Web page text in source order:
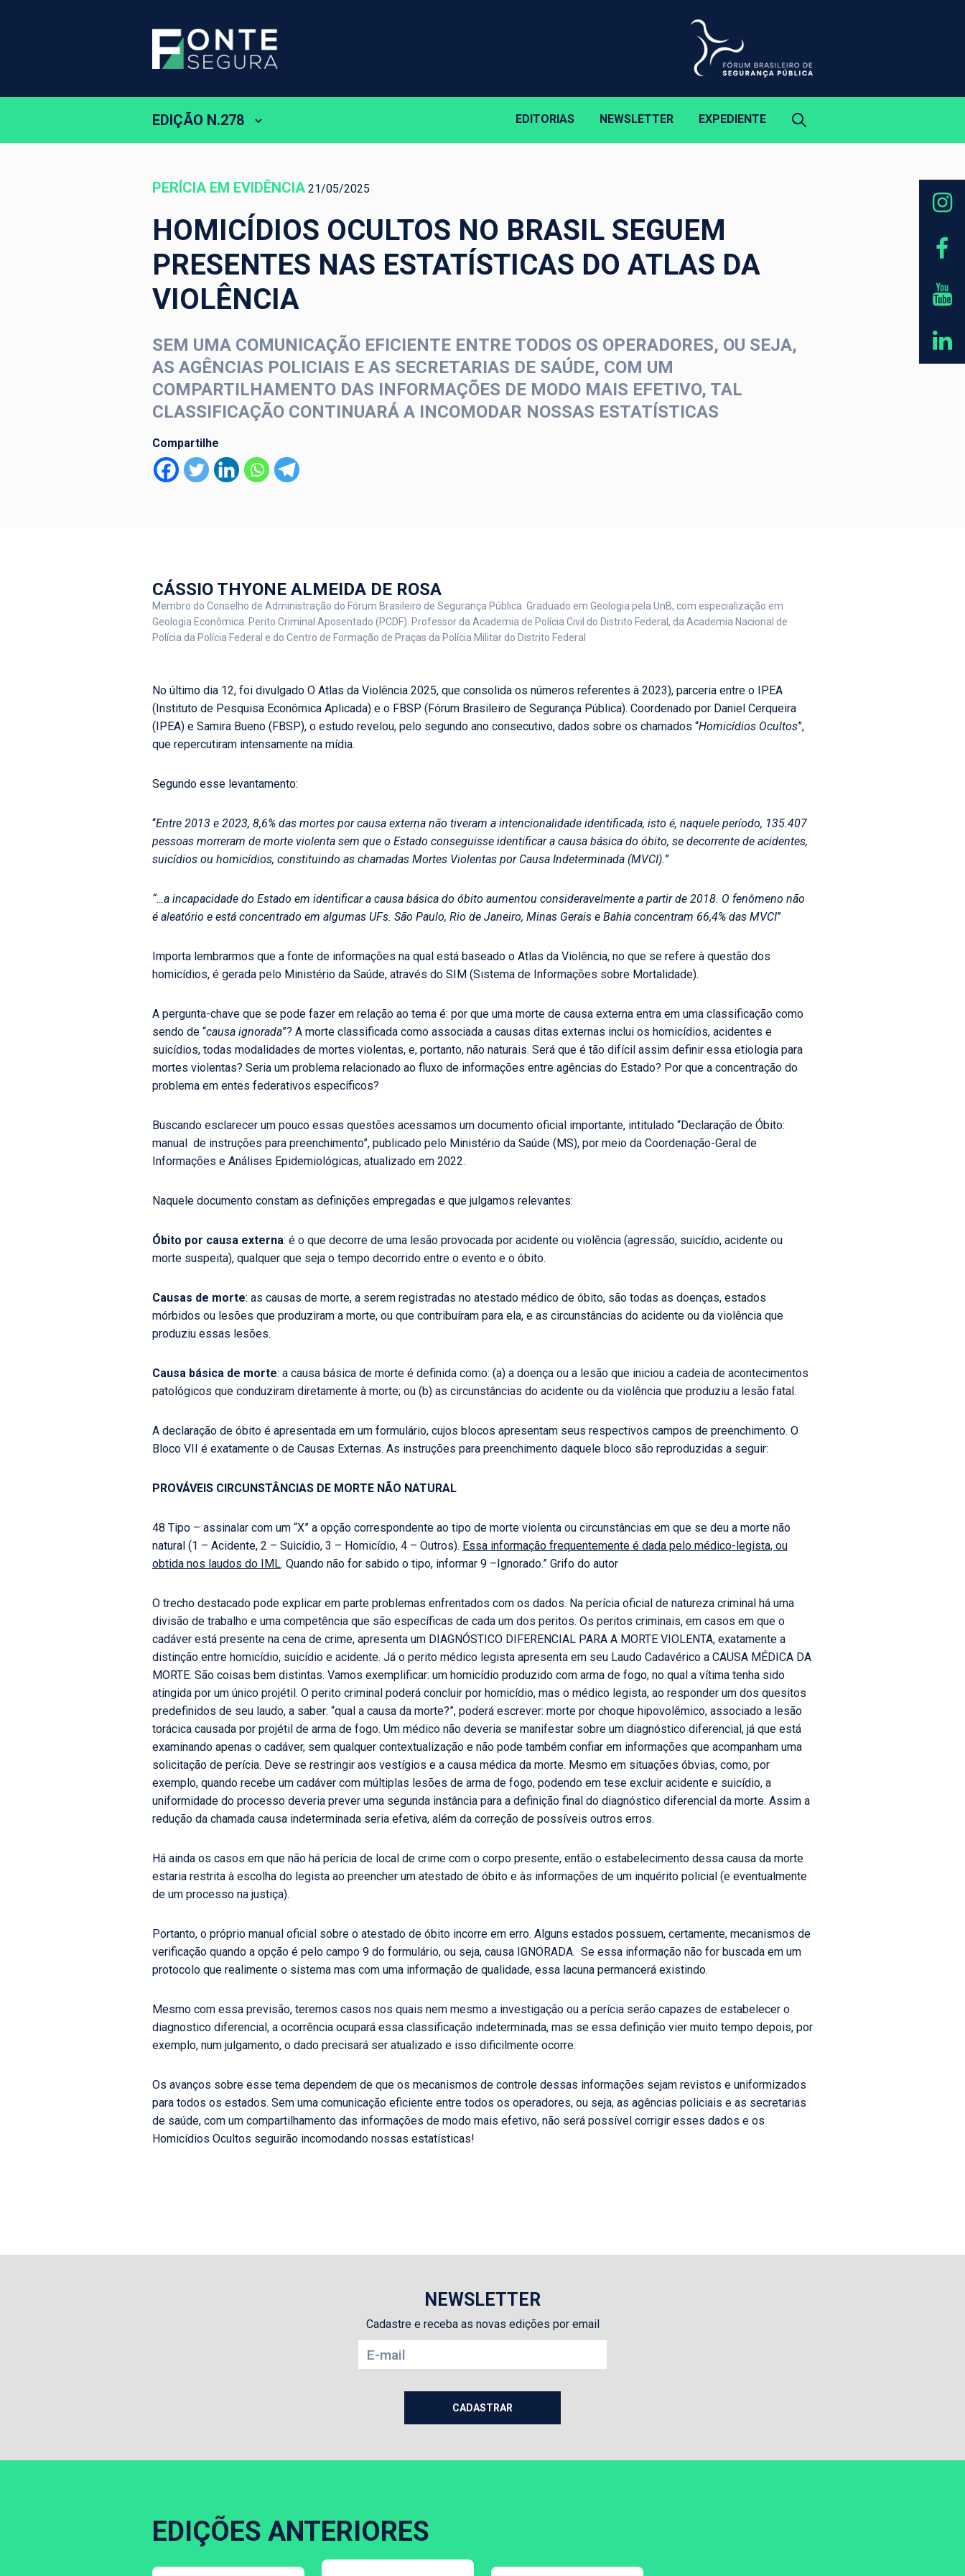
EDIÇÃO N.278 EDITORIAS NEWSLETTER EXPEDIENTE
PERÍCIA EM EVIDÊNCIA 21/05/2025
HOMICÍDIOS OCULTOS NO BRASIL SEGUEM
PRESENTES NAS ESTATÍSTICAS DO ATLAS DA
VIOLÊNCIA
SEM UMA COMUNICAÇÃO EFICIENTE ENTRE TODOS OS OPERADORES, OU SEJA,
AS AGÊNCIAS POLICIAIS E AS SECRETARIAS DE SAÚDE, COM UM
COMPARTILHAMENTO DAS INFORMAÇÕES DE MODO MAIS EFETIVO, TAL
CLASSIFICAÇÃO CONTINUARÁ A INCOMODAR NOSSAS ESTATÍSTICAS
Compartilhe
CÁSSIO THYONE ALMEIDA DE ROSA
Membro do Conselho de Administração do Fórum Brasileiro de Segurança Pública. Graduado em Geologia pela UnB, com especialização em
Geologia Econômica. Perito Criminal Aposentado (PCDF). Professor da Academia de Polícia Civil do Distrito Federal, da Academia Nacional de
Polícia da Polícia Federal e do Centro de Formação de Praças da Polícia Militar do Distrito Federal
No último dia 12, foi divulgado O Atlas da Violência 2025, que consolida os números referentes à 2023), parceria entre o IPEA
(Instituto de Pesquisa Econômica Aplicada) e o FBSP (Fórum Brasileiro de Segurança Pública). Coordenado por Daniel Cerqueira
(IPEA) e Samira Bueno (FBSP), o estudo revelou, pelo segundo ano consecutivo, dados sobre os chamados “Homicídios Ocultos”,
que repercutiram intensamente na mídia.
Segundo esse levantamento:
“Entre 2013 e 2023, 8,6% das mortes por causa externa não tiveram a intencionalidade identificada, isto é, naquele período, 135.407
pessoas morreram de morte violenta sem que o Estado conseguisse identificar a causa básica do óbito, se decorrente de acidentes,
suicídios ou homicídios, constituindo as chamadas Mortes Violentas por Causa Indeterminada (MVCI).”
“…a incapacidade do Estado em identificar a causa básica do óbito aumentou consideravelmente a partir de 2018. O fenômeno não
é aleatório e está concentrado em algumas UFs. São Paulo, Rio de Janeiro, Minas Gerais e Bahia concentram 66,4% das MVCI”
Importa lembrarmos que a fonte de informações na qual está baseado o Atlas da Violência, no que se refere à questão dos
homicídios, é gerada pelo Ministério da Saúde, através do SIM (Sistema de Informações sobre Mortalidade).
A pergunta-chave que se pode fazer em relação ao tema é: por que uma morte de causa externa entra em uma classificação como
sendo de “causa ignorada”? A morte classificada como associada a causas ditas externas inclui os homicídios, acidentes e
suicídios, todas modalidades de mortes violentas, e, portanto, não naturais. Será que é tão difícil assim definir essa etiologia para
mortes violentas? Seria um problema relacionado ao fluxo de informações entre agências do Estado? Por que a concentração do
problema em entes federativos específicos?
Buscando esclarecer um pouco essas questões acessamos um documento oficial importante, intitulado “Declaração de Óbito:
manual de instruções para preenchimento”, publicado pelo Ministério da Saúde (MS), por meio da Coordenação-Geral de
Informações e Análises Epidemiológicas, atualizado em 2022.
Naquele documento constam as definições empregadas e que julgamos relevantes:
Óbito por causa externa: é o que decorre de uma lesão provocada por acidente ou violência (agressão, suicídio, acidente ou
morte suspeita), qualquer que seja o tempo decorrido entre o evento e o óbito.
Causas de morte: as causas de morte, a serem registradas no atestado médico de óbito, são todas as doenças, estados
mórbidos ou lesões que produziram a morte, ou que contribuíram para ela, e as circunstâncias do acidente ou da violência que
produziu essas lesões.
Causa básica de morte: a causa básica de morte é definida como: (a) a doença ou a lesão que iniciou a cadeia de acontecimentos
patológicos que conduziram diretamente à morte; ou (b) as circunstâncias do acidente ou da violência que produziu a lesão fatal.
A declaração de óbito é apresentada em um formulário, cujos blocos apresentam seus respectivos campos de preenchimento. O
Bloco VII é exatamente o de Causas Externas. As instruções para preenchimento daquele bloco são reproduzidas a seguir:
PROVÁVEIS CIRCUNSTÂNCIAS DE MORTE NÃO NATURAL
48 Tipo – assinalar com um “X” a opção correspondente ao tipo de morte violenta ou circunstâncias em que se deu a morte não
natural (1 – Acidente, 2 – Suicídio, 3 – Homicídio, 4 – Outros). Essa informação frequentemente é dada pelo médico-legista, ou
obtida nos laudos do IML. Quando não for sabido o tipo, informar 9 –Ignorado.” Grifo do autor
O trecho destacado pode explicar em parte problemas enfrentados com os dados. Na perícia oficial de natureza criminal há uma
divisão de trabalho e uma competência que são específicas de cada um dos peritos. Os peritos criminais, em casos em que o
cadáver está presente na cena de crime, apresenta um DIAGNÓSTICO DIFERENCIAL PARA A MORTE VIOLENTA, exatamente a
distinção entre homicídio, suicídio e acidente. Já o perito médico legista apresenta em seu Laudo Cadavérico a CAUSA MÉDICA DA
MORTE. São coisas bem distintas. Vamos exemplificar: um homicídio produzido com arma de fogo, no qual a vítima tenha sido
atingida por um único projétil. O perito criminal poderá concluir por homicídio, mas o médico legista, ao responder um dos quesitos
predefinidos de seu laudo, a saber: “qual a causa da morte?”, poderá escrever: morte por choque hipovolêmico, associado a lesão
torácica causada por projétil de arma de fogo. Um médico não deveria se manifestar sobre um diagnóstico diferencial, já que está
examinando apenas o cadáver, sem qualquer contextualização e não pode também confiar em informações que acompanham uma
solicitação de perícia. Deve se restringir aos vestígios e a causa médica da morte. Mesmo em situações óbvias, como, por
exemplo, quando recebe um cadáver com múltiplas lesões de arma de fogo, podendo em tese excluir acidente e suicídio, a
uniformidade do processo deveria prever uma segunda instância para a definição final do diagnóstico diferencial da morte. Assim a
redução da chamada causa indeterminada seria efetiva, além da correção de possíveis outros erros.
Há ainda os casos em que não há perícia de local de crime com o corpo presente, então o estabelecimento dessa causa da morte
estaria restrita à escolha do legista ao preencher um atestado de óbito e às informações de um inquérito policial (e eventualmente
de um processo na justiça).
Portanto, o próprio manual oficial sobre o atestado de óbito incorre em erro. Alguns estados possuem, certamente, mecanismos de
verificação quando a opção é pelo campo 9 do formulário, ou seja, causa IGNORADA. Se essa informação não for buscada em um
protocolo que realimente o sistema mas com uma informação de qualidade, essa lacuna permancerá existindo.
Mesmo com essa previsão, teremos casos nos quais nem mesmo a investigação ou a perícia serão capazes de estabelecer o
diagnostico diferencial, a ocorrência ocupará essa classificação indeterminada, mas se essa definição vier muito tempo depois, por
exemplo, num julgamento, o dado precisará ser atualizado e isso dificilmente ocorre.
Os avanços sobre esse tema dependem de que os mecanismos de controle dessas informações sejam revistos e uniformizados
para todos os estados. Sem uma comunicação eficiente entre todos os operadores, ou seja, as agências policiais e as secretarias
de saúde, com um compartilhamento das informações de modo mais efetivo, não será possível corrigir esses dados e os
Homicídios Ocultos seguirão incomodando nossas estatísticas!
NEWSLETTER
Cadastre e receba as novas edições por email
EDIÇÕES ANTERIORES